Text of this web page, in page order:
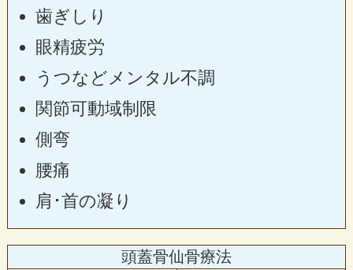
歯ぎしり
眼精疲労
うつなどメンタル不調
関節可動域制限
側弯
腰痛
肩･首の凝り
頭蓋骨仙骨療法